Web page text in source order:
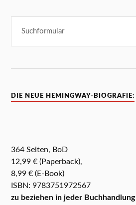
DIE NEUE HEMINGWAY-BIOGRAFIE:
364 Seiten, BoD
12,99 € (Paperback),
8,99 € (E-Book)
ISBN: 9783751972567
zu beziehen in jeder Buchhandlung